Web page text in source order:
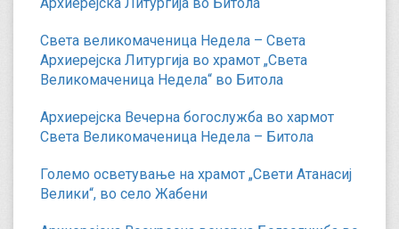
Света великомаченица Недела – Света
Архиерејска Литургија во храмот „Света
Великомаченица Недела“ во Битола
Архиерејска Вечерна богослужба во хармот
Света Великомаченица Недела – Битола
Големо осветување на храмот „Свети Атанасиј
Велики“, во село Жабени